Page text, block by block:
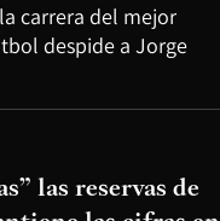
carrera del mejor
despide a Jorge
las reservas de